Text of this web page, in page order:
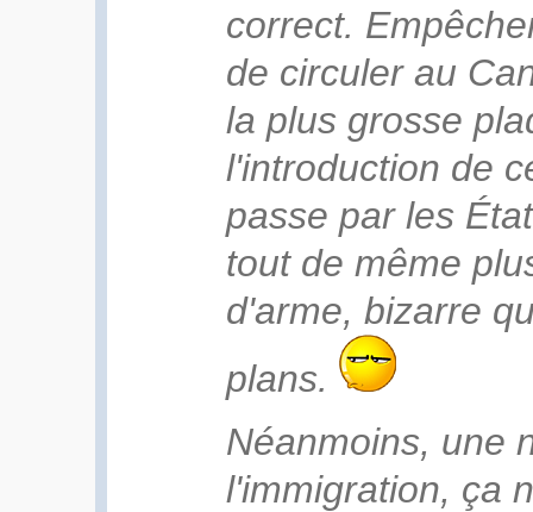
correct.
de circuler au
la plus grosse
l'introduction de
passe par les
tout de même
d'arme, bizarre
plans.
Néanmoins, une
l'immigration, ça